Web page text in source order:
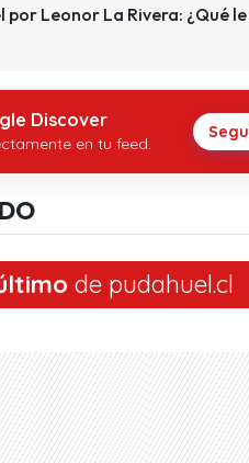
Leonor La Rivera: ¿Qué
Discover
en tu feed.
de pudahuel.cl